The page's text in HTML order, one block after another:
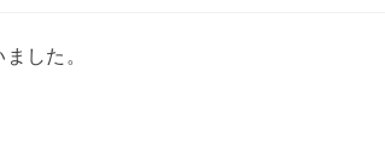
した。